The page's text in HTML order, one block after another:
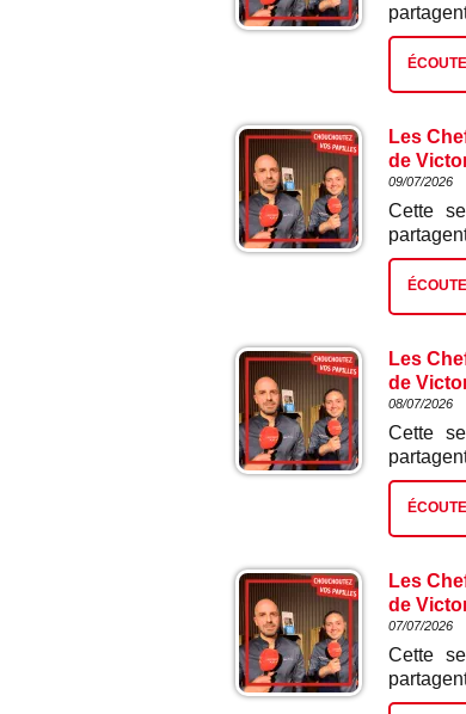
épisode
Les
de
09/07/2026
Cette
mignon
japonais.
Les
de
08/07/2026
Cette
ses mini
Les
de
07/07/2026
Cette
mini